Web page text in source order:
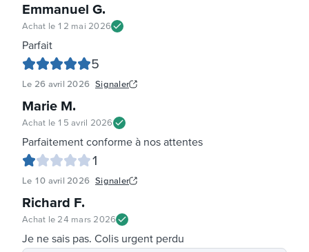
Emmanuel G.
Achat le 12 mai 2026
Parfait
5
Le 26 avril 2026 Signaler
Marie M.
Achat le 15 avril 2026
Parfaitement conforme à nos attentes
1
Le 10 avril 2026 Signaler
Richard F.
Achat le 24 mars 2026
Je ne sais pas. Colis urgent perdu